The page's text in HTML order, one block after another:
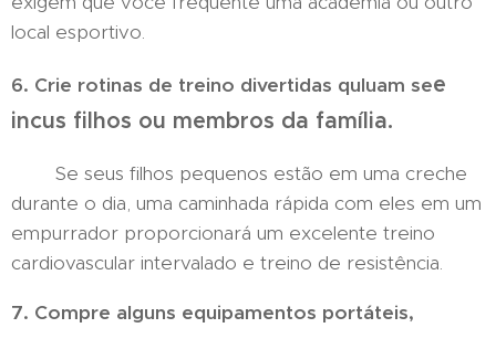
local esportivo.
6. Crie rotinas de treino divertidas quluam see
incus filhos ou membros da família.
Se seus filhos pequenos estão em uma creche
durante o dia, uma caminhada rápida com eles em um
empurrador proporcionará um excelente treino
cardiovascular intervalado e treino de resistência.
7. Compre alguns equipamentos portáteis,